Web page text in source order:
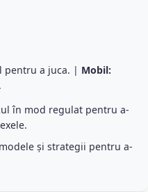
pentru a juca. | Mobil:
în mod regulat pentru a-
și strategii pentru a-